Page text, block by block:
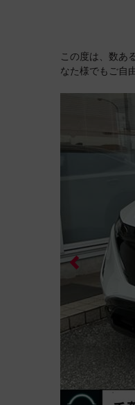
この度は、数あ
なた様でもご自